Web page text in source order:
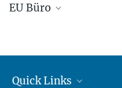
EU Büro
Quick Links